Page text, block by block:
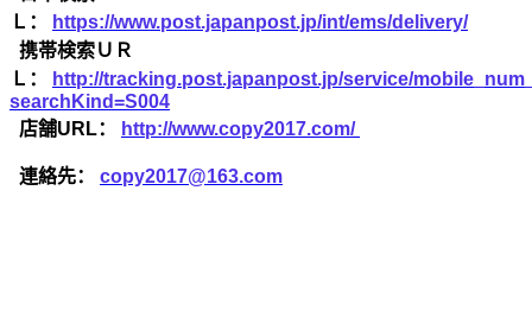
Ｌ：
https://www.post.japanpost.jp/int/ems/delivery/
携帯検索ＵＲ
Ｌ：
http://tracking.post.japanpost.jp/service/
searchKind=S004
店舗URL：
http://www.copy2017.com/
連絡先： copy2017@163.com